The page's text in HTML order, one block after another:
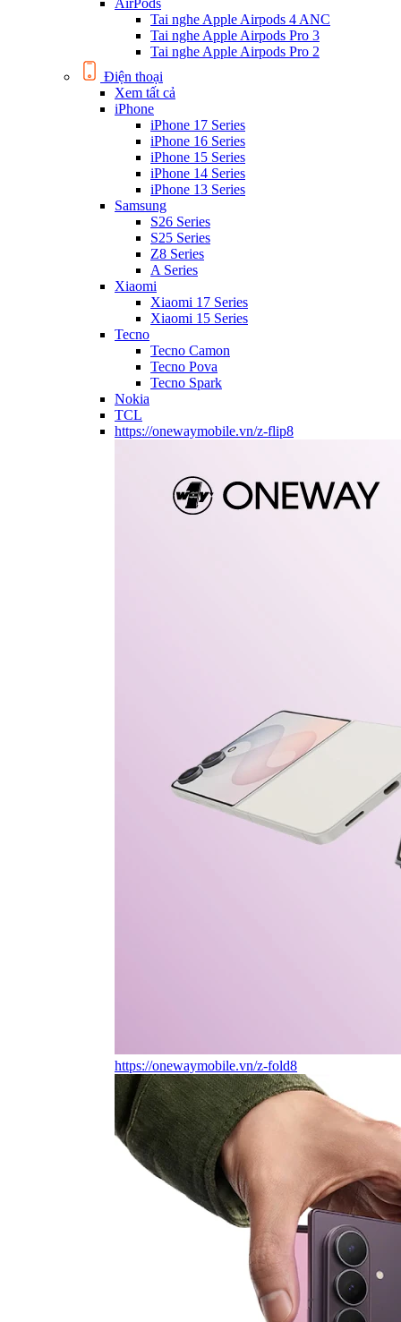
AirPods
Tai nghe Apple Airpods 4 ANC
Tai nghe Apple Airpods Pro 3
Tai nghe Apple Airpods Pro 2
Điện thoại
Xem tất cả
iPhone
iPhone 17 Series
iPhone 16 Series
iPhone 15 Series
iPhone 14 Series
iPhone 13 Series
Samsung
S26 Series
S25 Series
Z8 Series
A Series
Xiaomi
Xiaomi 17 Series
Xiaomi 15 Series
Tecno
Tecno Camon
Tecno Pova
Tecno Spark
Nokia
TCL
https://onewaymobile.vn/z-flip8
https://onewaymobile.vn/z-fold8